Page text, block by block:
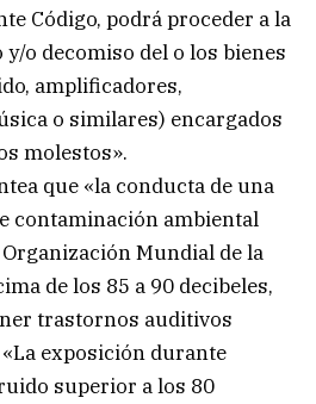
Código, podrá proceder a la
o decomiso del o los bienes
amplificadores,
o similares) encargados
molestos».
que «la conducta de una
contaminación ambiental
Mundial de la
de los 85 a 90 decibeles,
trastornos auditivos
«La exposición durante
superior a los 80